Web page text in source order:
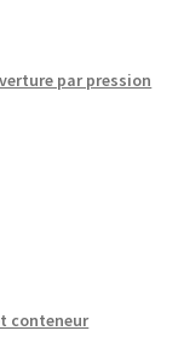
par pression
conteneur